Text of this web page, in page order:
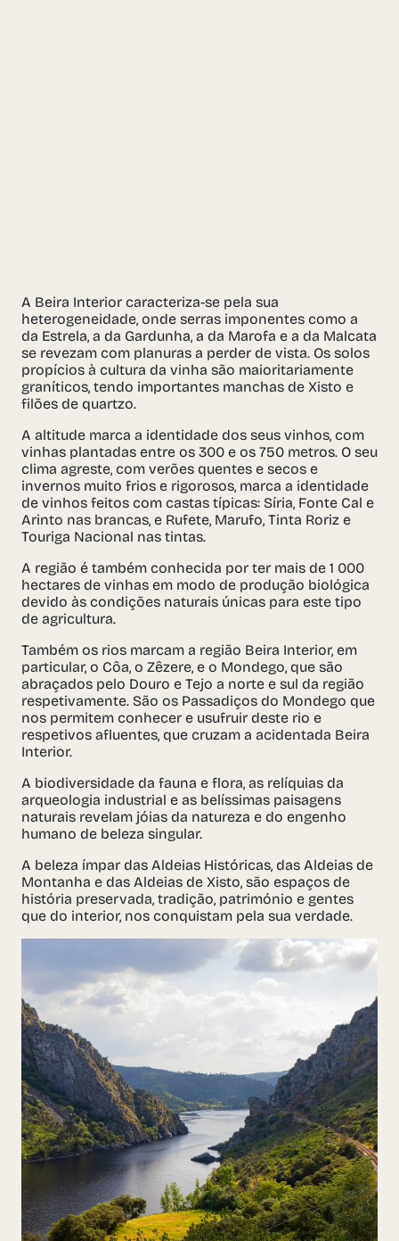
A Beira Interior caracteriza-se pela sua
heterogeneidade, onde serras imponentes como a
da Estrela, a da Gardunha, a da Marofa e a da Malcata
se revezam com planuras a perder de vista. Os solos
propícios à cultura da vinha são maioritariamente
graníticos, tendo importantes manchas de Xisto e
filões de quartzo.
A altitude marca a identidade dos seus vinhos, com
vinhas plantadas entre os 300 e os 750 metros. O seu
clima agreste, com verões quentes e secos e
invernos muito frios e rigorosos, marca a identidade
de vinhos feitos com castas típicas: Síria, Fonte Cal e
Arinto nas brancas, e Rufete, Marufo, Tinta Roriz e
Touriga Nacional nas tintas.
A região é também conhecida por ter mais de 1 000
hectares de vinhas em modo de produção biológica
devido às condições naturais únicas para este tipo
de agricultura.
Também os rios marcam a região Beira Interior, em
particular, o Côa, o Zêzere, e o Mondego, que são
abraçados pelo Douro e Tejo a norte e sul da região
respetivamente. São os Passadiços do Mondego que
nos permitem conhecer e usufruir deste rio e
respetivos afluentes, que cruzam a acidentada Beira
Interior.
A biodiversidade da fauna e flora, as relíquias da
arqueologia industrial e as belíssimas paisagens
naturais revelam jóias da natureza e do engenho
humano de beleza singular.
A beleza ímpar das Aldeias Históricas, das Aldeias de
Montanha e das Aldeias de Xisto, são espaços de
história preservada, tradição, património e gentes
que do interior, nos conquistam pela sua verdade.